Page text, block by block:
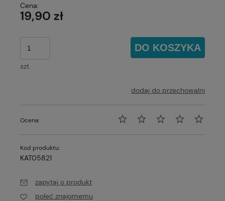
Cena:
19,90 zł
szt.
DO KOSZYKA
dodaj do przechowalni
Ocena:
Kod produktu:
KAT05821
zapytaj o produkt
poleć znajomemu